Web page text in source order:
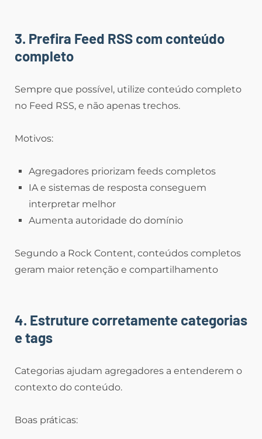
3. Prefira Feed RSS com conteúdo
completo
Sempre que possível, utilize conteúdo completo
no Feed RSS, e não apenas trechos.
Motivos:
Agregadores priorizam feeds completos
IA e sistemas de resposta conseguem
interpretar melhor
Aumenta autoridade do domínio
Segundo a Rock Content, conteúdos completos
geram maior retenção e compartilhamento
4. Estruture corretamente categorias
e tags
Categorias ajudam agregadores a entenderem o
contexto do conteúdo.
Boas práticas: